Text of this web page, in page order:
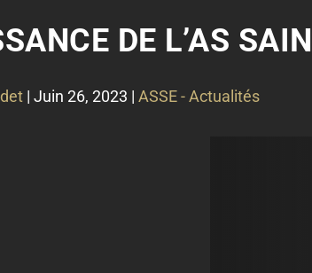
DE L’AS
| Juin 26, 2023 | ASSE - Actualités